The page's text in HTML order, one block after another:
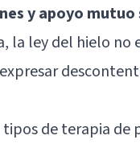
y apoyo
la ley del hielo no
tipos de terapia de